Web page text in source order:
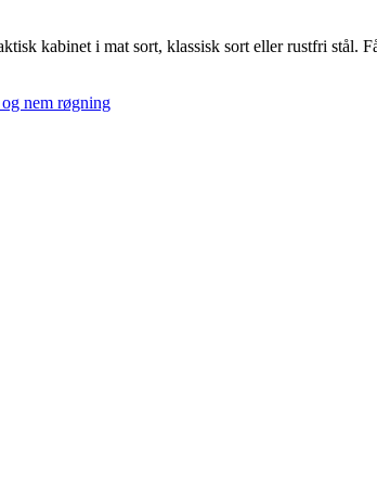
kabinet i mat sort, klassisk sort eller rustfri stål.